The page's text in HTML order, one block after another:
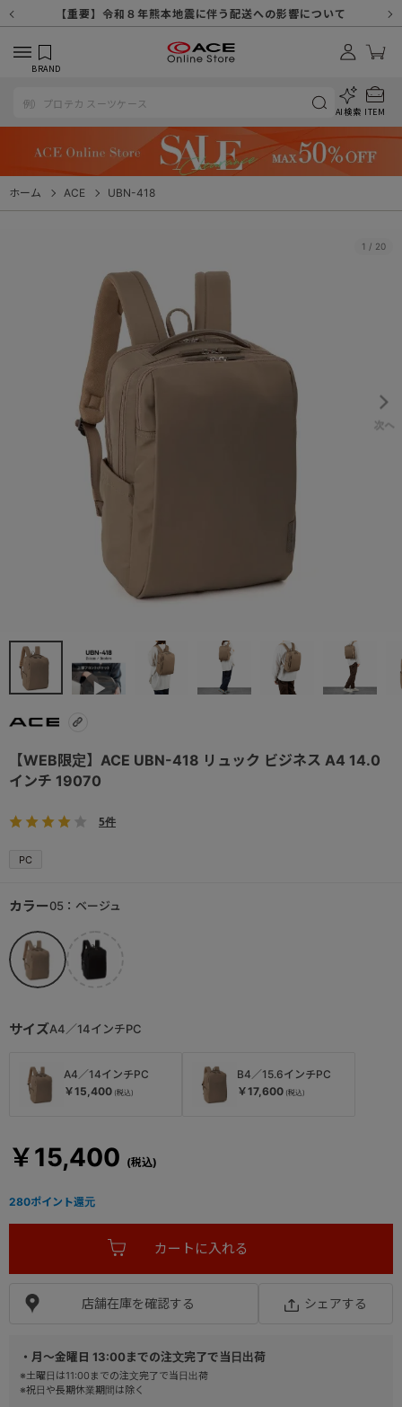
【重要】8/11（火・祝）休業及び配送スケジュールについて
【重要】令和８年熊本地震に伴う配送への影響について
【重要】納品書・領収書ペーパーレス化（電子化）のお知らせ
【重要】天候不良や交通状況・物量増等に伴う配送への影響について
【重要】悪質な詐欺サイトにご注意ください
【重要】各種メールが届かない場合に関しまして
【重要】お問い合わせのご対応に関しまして
【重要】SNSのなりすまし詐欺にご注意ください
BRAND
AI検索 ITEM
ホーム ACE UBN-418
1 / 20
【WEB限定】ACE UBN-418 リュック ビジネス A4 14.0
インチ 19070
5件
PC
・月～金曜日 13:00までの注文完了で当日出荷
※土曜日は11:00までの注文完了で当日出荷
※祝日や長期休業期間は除く
￥15,400
サイズA4／14インチPC
A4／14インチPC
￥15,400
B4／15.6インチPC
￥17,600
カラー05：ベージュ
店舗在庫を確認する シェアする
280ポイント還元